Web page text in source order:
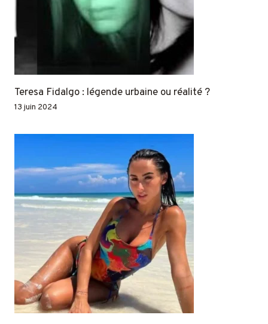
Teresa Fidalgo : légende urbaine ou réalité ?
13 juin 2024